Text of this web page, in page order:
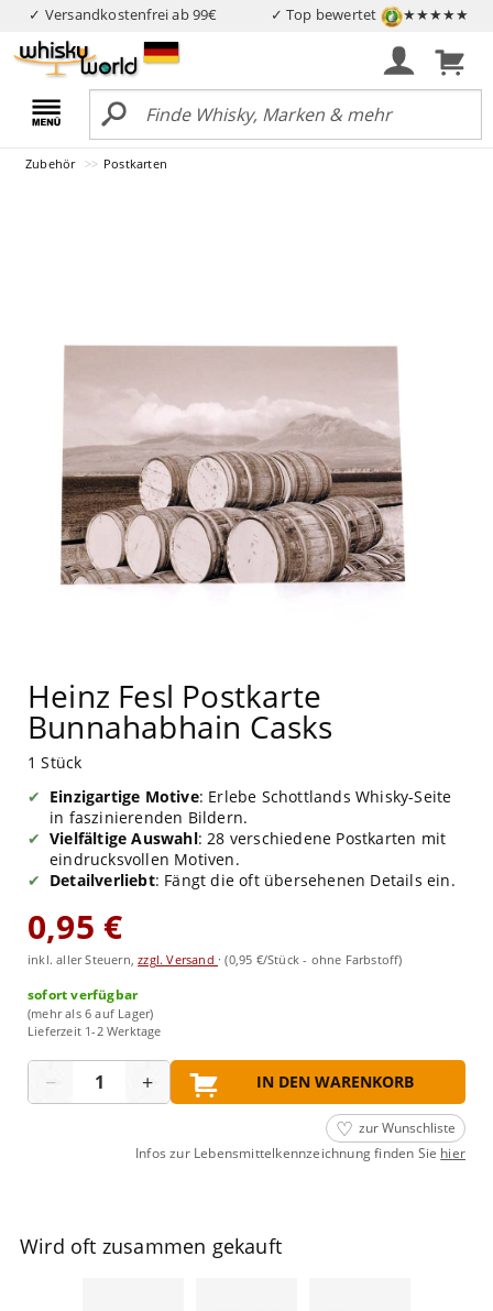
✓ Versandkostenfrei ab 99€ ✓ Top bewertet ★★★★★
Zubehör Postkarten
Heinz Fesl Postkarte
Bunnahabhain Casks
1 Stück
Einzigartige Motive: Erlebe Schottlands Whisky-Seite
in faszinierenden Bildern.
Vielfältige Auswahl: 28 verschiedene Postkarten mit
eindrucksvollen Motiven.
Detailverliebt: Fängt die oft übersehenen Details ein.
0,95 €
inkl. aller Steuern,zzgl. Versand ·(0,95 €/Stück - ohne Farbstoff)
sofort verfügbar
(mehr als 6 auf Lager)
Lieferzeit 1-2 Werktage
− + IN DEN WARENKORB
zur Wunschliste
Infos zur Lebensmittelkennzeichnung finden Sie hier
Wird oft zusammen gekauft